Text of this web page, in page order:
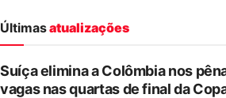
Últimasatualizações
Suíça elimina a Colômbia nos
vagas nas quartas de final da